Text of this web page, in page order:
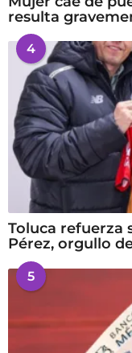
resulta
4
Toluca refuerza
Pérez, orgullo
5